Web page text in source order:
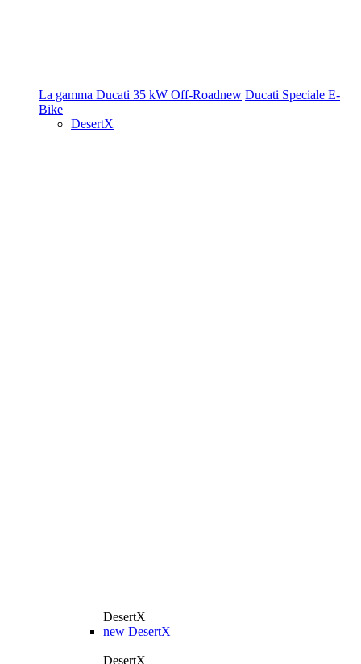
La gamma Ducati 35 kW Off-Roadnew Ducati Speciale E-
Bike
DesertX
DesertX
new DesertX
DesertX